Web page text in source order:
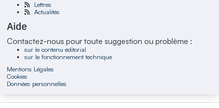
Lettres
Actualités
Aide
Contactez-nous pour toute suggestion ou problème :
sur le contenu éditorial
sur le fonctionnement technique
Mentions Légales
Cookies
Données personnelles